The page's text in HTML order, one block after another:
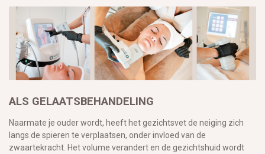
ALS GELAATSBEHANDELING
Naarmate je ouder wordt, heeft het gezichtsvet de neiging zich
langs de spieren te verplaatsen, onder invloed van de
zwaartekracht. Het volume verandert en de gezichtshuid wordt